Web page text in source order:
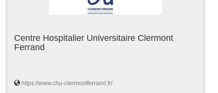
Centre Hospitalier Universitaire Clermont
Ferrand
https://www.chu-clermontferrand.fr/